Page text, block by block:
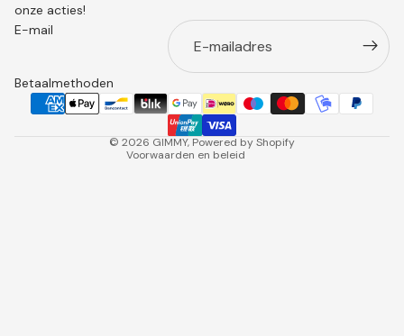
onze acties!
E-mail
Betaalmethoden
© 2026 GIMMY, Powered by Shopify
Voorwaarden en beleid
Algemene voorwaarden
Wettelijke kennisgeving